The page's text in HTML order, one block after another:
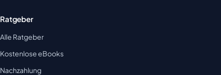
Ratgeber
Alle Ratgeber
Kostenlose eBooks
Nachzahlung